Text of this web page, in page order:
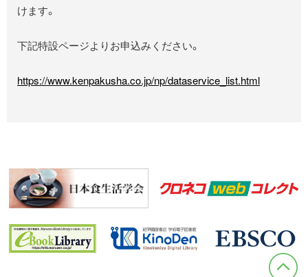
けます。
下記特設ページよりお申込みください。
https://www.kenpakusha.co.jp/np/dataservice_list.html